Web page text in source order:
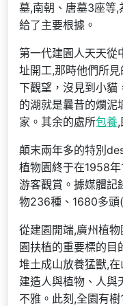
墓,南朝、唐墓3座等
給了主要根據。
第一代建園人天天從
址開工,那時他們所
下觀望，沒見到小貓
的湖就是曩昔的爛泥
家。其余的處所包養
顛末兩年多的特別
植物園終于在1958
游客觀賞。據媒體記
物236種、1680多頭
從建園開端,廣州植
園扶植的重要標的目
堆土成山放養猛獸,
建造人與植物、人與
不雅。此刻,全園有